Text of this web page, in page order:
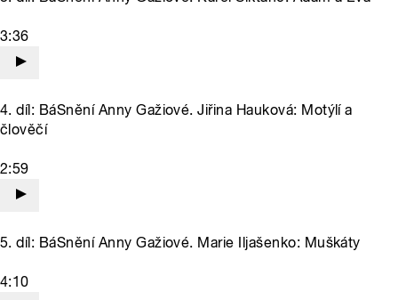
3:36
4. díl: BáSnění Anny Gažiové. Jiřina Hauková: Motýlí a
člověčí
2:59
5. díl: BáSnění Anny Gažiové. Marie Iljašenko: Muškáty
4:10